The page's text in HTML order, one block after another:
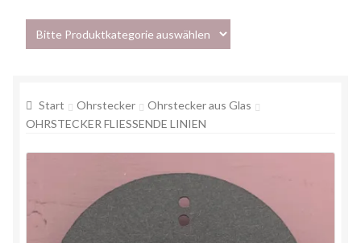
Shop
Verkaufsstellen
Start Ohrstecker
Ohrstecker aus Glas
OHRSTECKER FLIESSENDE LINIEN